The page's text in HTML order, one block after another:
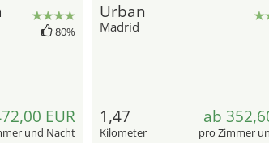
80%
EUR
und Nacht
Urban
Madrid
1,47
Kilometer
ab
pro Zimmer